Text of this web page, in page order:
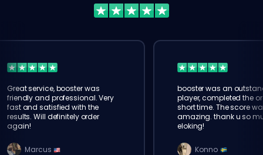
Great service, booster was
friendly and professional. Very
fast and satisfied with the
results. Will definitely order
again!
Marcus
booster was an
player, completed the
short time. The score
amazing. thank u so
eloking!
Konno